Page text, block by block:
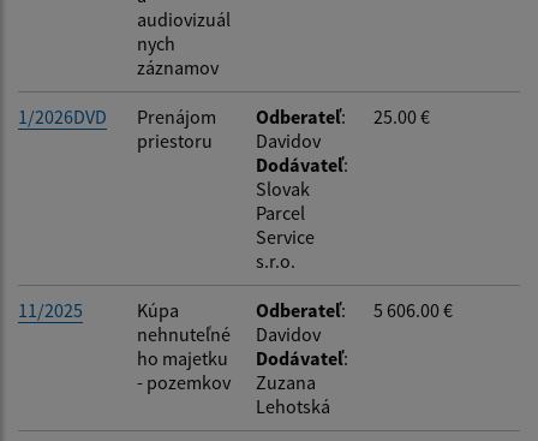
audiovizuál
nych
záznamov
1/2026DVD
Prenájom
priestoru
Odberateľ:
Davidov
Dodávateľ:
Slovak
Parcel
Service
s.r.o.
25.00 €
11/2025
Kúpa
nehnuteľné
ho majetku
- pozemkov
Odberateľ:
Davidov
Dodávateľ:
Zuzana
Lehotská
5 606.00 €